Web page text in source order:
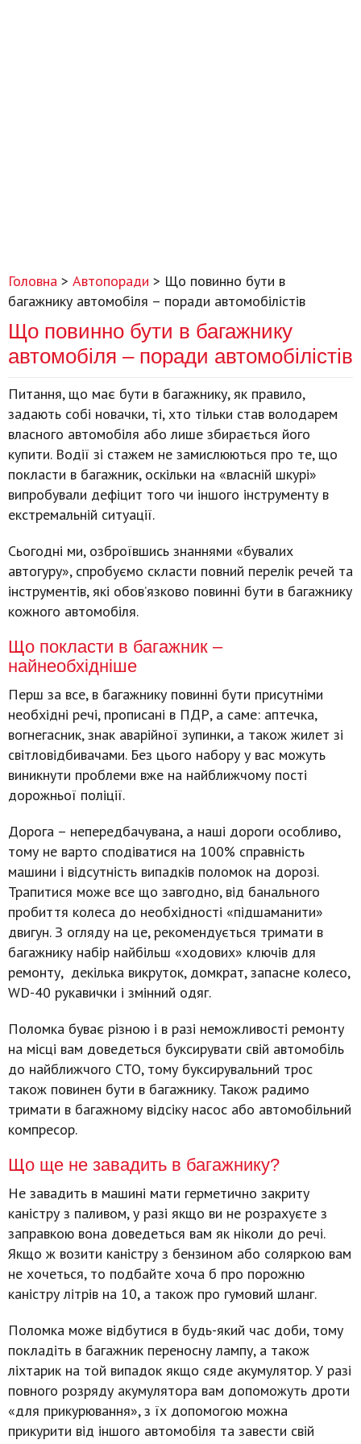
Головна > Автопоради > Що повинно бути в
багажнику автомобіля – поради автомобілістів
Що повинно бути в багажнику
автомобіля – поради автомобілістів
Питання, що має бути в багажнику, як правило,
задають собі новачки, ті, хто тільки став володарем
власного автомобіля або лише збирається його
купити. Водії зі стажем не замислюються про те, що
покласти в багажник, оскільки на «власній шкурі»
випробували дефіцит того чи іншого інструменту в
екстремальній ситуації.
Сьогодні ми, озброївшись знаннями «бувалих
автогуру», спробуємо скласти повний перелік речей та
інструментів, які обов’язково повинні бути в багажнику
кожного автомобіля.
Що покласти в багажник –
найнеобхідніше
Перш за все, в багажнику повинні бути присутніми
необхідні речі, прописані в ПДР, а саме: аптечка,
вогнегасник, знак аварійної зупинки, а також жилет зі
світловідбивачами. Без цього набору у вас можуть
виникнути проблеми вже на найближчому пості
дорожньої поліції.
Дорога – непередбачувана, а наші дороги особливо,
тому не варто сподіватися на 100% справність
машини і відсутність випадків поломок на дорозі.
Трапитися може все що завгодно, від банального
пробиття колеса до необхідності «підшаманити»
двигун. З огляду на це, рекомендується тримати в
багажнику набір найбільш «ходових» ключів для
ремонту, декілька викруток, домкрат, запасне колесо,
WD-40 рукавички і змінний одяг.
Поломка буває різною і в разі неможливості ремонту
на місці вам доведеться буксирувати свій автомобіль
до найближчого СТО, тому буксирувальний трос
також повинен бути в багажнику. Також радимо
тримати в багажному відсіку насос або автомобільний
компресор.
Що ще не завадить в багажнику?
Не завадить в машині мати герметично закриту
каністру з паливом, у разі якщо ви не розрахуєте з
заправкою вона доведеться вам як ніколи до речі.
Якщо ж возити каністру з бензином або соляркою вам
не хочеться, то подбайте хоча б про порожню
каністру літрів на 10, а також про гумовий шланг.
Поломка може відбутися в будь-який час доби, тому
покладіть в багажник переносну лампу, а також
ліхтарик на той випадок якщо сяде акумулятор. У разі
повного розряду акумулятора вам допоможуть дроти
«для прикурювання», з їх допомогою можна
прикурити від іншого автомобіля та завести свій